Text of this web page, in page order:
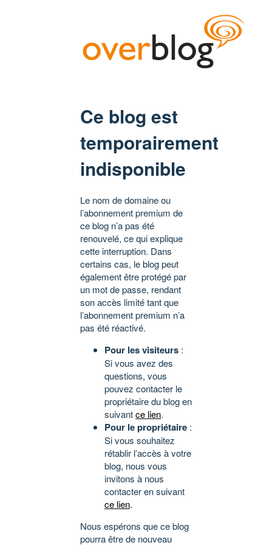
Ce blog est
temporairement
indisponible
Le nom de domaine ou
l’abonnement premium de
ce blog n’a pas été
renouvelé, ce qui explique
cette interruption. Dans
certains cas, le blog peut
également être protégé par
un mot de passe, rendant
son accès limité tant que
l’abonnement premium n’a
pas été réactivé.
Pour les visiteurs :
Si vous avez des
questions, vous
pouvez contacter le
propriétaire du blog en
suivantce lien.
Pour le propriétaire :
Si vous souhaitez
rétablir l’accès à votre
blog, nous vous
invitons à nous
contacter en suivant
ce lien.
Nous espérons que ce blog
pourra être de nouveau